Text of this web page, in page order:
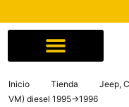
Inicio Tienda
Jeep,
VM) diesel 1995->1996